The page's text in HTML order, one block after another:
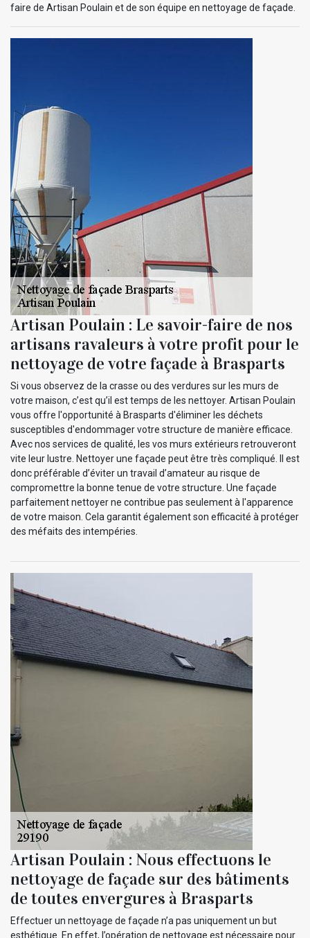
faire de Artisan Poulain et de son équipe en nettoyage de façade.
Artisan Poulain : Le savoir-faire de nos
artisans ravaleurs à votre profit pour le
nettoyage de votre façade à Brasparts
Si vous observez de la crasse ou des verdures sur les murs de
votre maison, c’est qu’il est temps de les nettoyer. Artisan Poulain
vous offre l'opportunité à Brasparts d'éliminer les déchets
susceptibles d'endommager votre structure de manière efficace.
Avec nos services de qualité, les vos murs extérieurs retrouveront
vite leur lustre. Nettoyer une façade peut être très compliqué. Il est
donc préférable d’éviter un travail d’amateur au risque de
compromettre la bonne tenue de votre structure. Une façade
parfaitement nettoyer ne contribue pas seulement à l'apparence
de votre maison. Cela garantit également son efficacité à protéger
des méfaits des intempéries.
Artisan Poulain : Nous effectuons le
nettoyage de façade sur des bâtiments
de toutes envergures à Brasparts
Effectuer un nettoyage de façade n’a pas uniquement un but
esthétique. En effet, l’opération de nettoyage est nécessaire pour